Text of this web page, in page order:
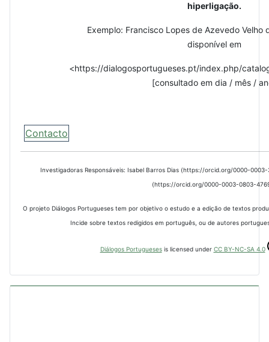
hiperligação.
Exemplo: Francisco Lopes de Azevedo Velho
disponível em
<https://dialogosportugueses.pt/index.php/
[consultado em dia / mês /
Contacto
Investigadoras Responsáveis: Isabel Barros Dias (https://orcid.org/0000-
(https://orcid.org/0000-0003-0803-
O projeto Diálogos Portugueses tem por objetivo o estudo e a edição de textos
Incide sobre textos redigidos em português, ou de autores
Diálogos Portuguesesis licensed under CC BY-NC-SA 4.0